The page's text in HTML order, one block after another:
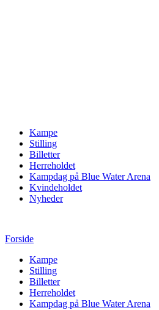
Kampe
Stilling
Billetter
Herreholdet
Kampdag på Blue Water Arena
Kvindeholdet
Nyheder
Forside
Kampe
Stilling
Billetter
Herreholdet
Kampdag på Blue Water Arena